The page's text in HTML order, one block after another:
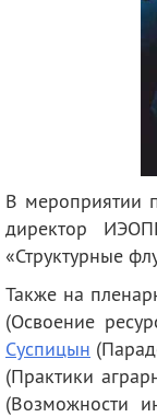
В мероприятии
директор
«Структурные
Также на
(Освоение
Суспицын
(Практики
(Возможности